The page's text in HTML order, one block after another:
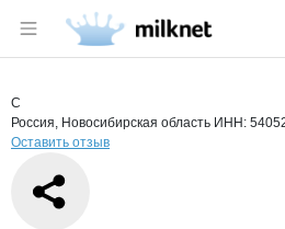
Раздел навигации по
Страница
Страница компании
Краткая информация
С
Россия, Новосибирская область ИНН:
Оставить отзыв